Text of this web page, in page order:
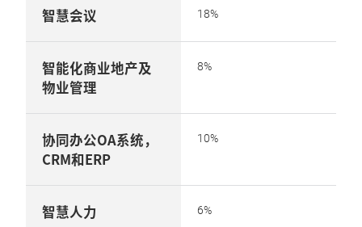
智慧会议 18%
智能化商业地产及
物业管理
8%
协同办公OA系统，
CRM和ERP
10%
智慧人力 6%